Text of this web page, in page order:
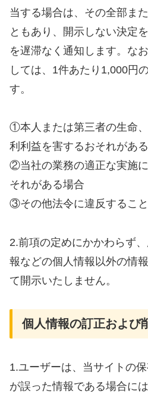
当する場合は、その全部ま
ともあり、開示しない決定
を遅滞なく通知します。な
しては、1件あたり1,000円
す。
①本人または第三者の生命
利利益を害するおそれがあ
②当社の業務の適正な実施
それがある場合
③その他法令に違反するこ
2.前項の定めにかかわらず
報などの個人情報以外の情
て開示いたしません。
個人情報の訂正および
1.ユーザーは、当サイトの
が誤った情報である場合に